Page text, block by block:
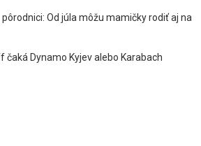
Od júla môžu mamičky rodiť aj na
Dynamo Kyjev alebo Karabach